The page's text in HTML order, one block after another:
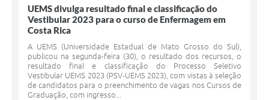
UEMS divulga resultado final e classificação do
Vestibular 2023 para o curso de Enfermagem em
Costa Rica
A UEMS (Universidade Estadual de Mato Grosso do Sul),
publicou na segunda-feira (30), o resultado dos recursos, o
resultado final e classificação do Processo Seletivo
Vestibular UEMS 2023 (PSV-UEMS 2023), com vistas à seleção
de candidatos para o preenchimento de vagas nos Cursos de
Graduação, com ingresso...